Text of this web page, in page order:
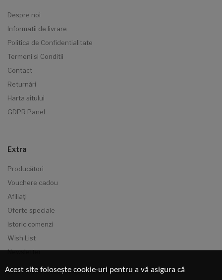
Despre noi
Informatii de livrare
Politica de Confidentialitate
Termeni si Conditii
Contact
Returnări
Harta sitului
GDPR Panel
Extra
Producători
Vouchere cadou
Afiliaţi
Oferte speciale
Istoric comenzi
Wish List
Newsletter
Acest site folosește cookie-uri pentru a vă asigura că